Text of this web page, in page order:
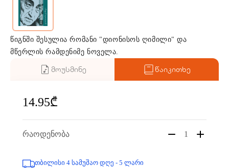
წიგნში შესულია რომანი "დიონისოს ღიმილი" და
მწერლის რამდენიმე ნოველა.
მოუსმინე წაიკითხე
14.95₾
რაოდენობა 1
თბილისი 4 სამუშაო დღე - 5 ლარი